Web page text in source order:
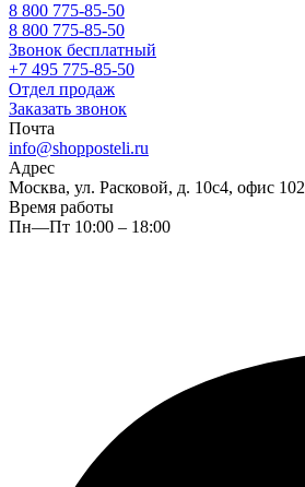
8 800 775-85-50
8 800 775-85-50
Звонок бесплатный
+7 495 775-85-50
Отдел продаж
Заказать звонок
Почта
info@shopposteli.ru
Адрес
Москва, ул. Расковой, д. 10с4, офис 102
Время работы
Пн—Пт 10:00 – 18:00